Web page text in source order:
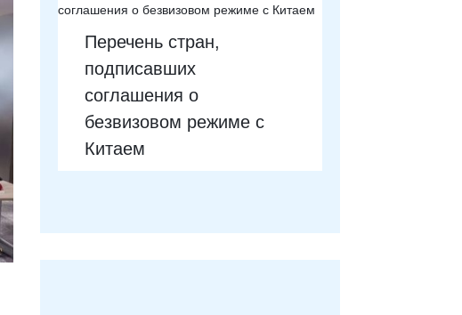
Перечень стран,
подписавших
соглашения о
безвизовом режиме с
Китаем